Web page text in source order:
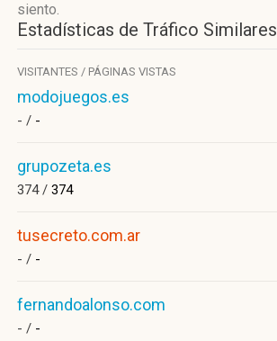
siento.
Estadísticas de Tráfico Similares
VISITANTES / PÁGINAS VISTAS
modojuegos.es
- / -
grupozeta.es
374 / 374
tusecreto.com.ar
- / -
fernandoalonso.com
- / -